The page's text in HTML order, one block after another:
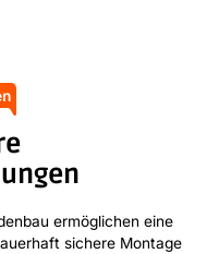
ermöglichen eine
sichere Montage